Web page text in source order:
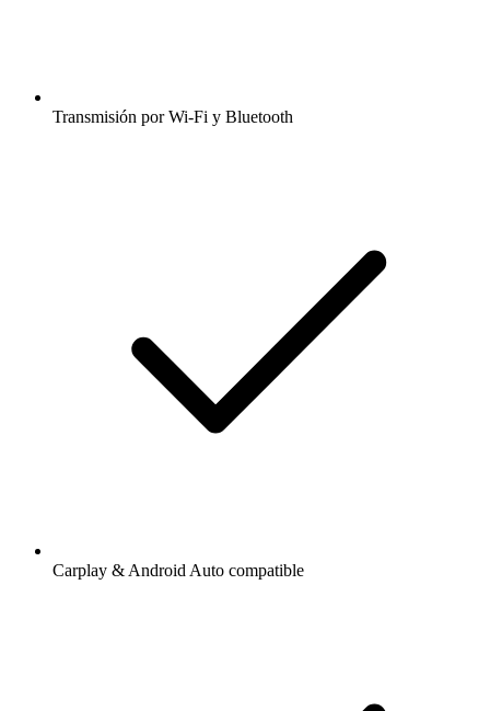
Transmisión por Wi-Fi y Bluetooth
Carplay & Android Auto compatible